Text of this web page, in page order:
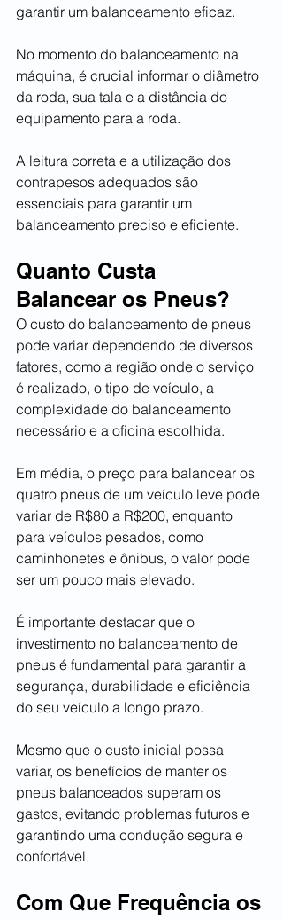
garantir um balanceamento eficaz.
No momento do balanceamento na
máquina, é crucial informar o diâmetro
da roda, sua tala e a distância do
equipamento para a roda.
A leitura correta e a utilização dos
contrapesos adequados são
essenciais para garantir um
balanceamento preciso e eficiente.
Quanto Custa
Balancear os Pneus?
O custo do balanceamento de pneus
pode variar dependendo de diversos
fatores, como a região onde o serviço
é realizado, o tipo de veículo, a
complexidade do balanceamento
necessário e a oficina escolhida.
Em média, o preço para balancear os
quatro pneus de um veículo leve pode
variar de R$80 a R$200, enquanto
para veículos pesados, como
caminhonetes e ônibus, o valor pode
ser um pouco mais elevado.
É importante destacar que o
investimento no balanceamento de
pneus é fundamental para garantir a
segurança, durabilidade e eficiência
do seu veículo a longo prazo.
Mesmo que o custo inicial possa
variar, os benefícios de manter os
pneus balanceados superam os
gastos, evitando problemas futuros e
garantindo uma condução segura e
confortável.
Com Que Frequência os